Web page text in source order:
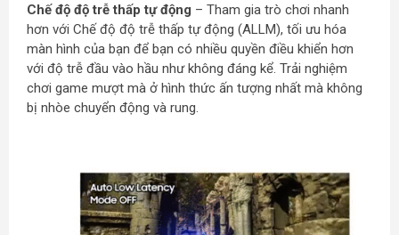
Chế độ độ trễ thấp tự động – Tham gia trò chơi nhanh
hơn với Chế độ độ trễ thấp tự động (ALLM), tối ưu hóa
màn hình của bạn để bạn có nhiều quyền điều khiển hơn
với độ trễ đầu vào hầu như không đáng kể. Trải nghiệm
chơi game mượt mà ở hình thức ấn tượng nhất mà không
bị nhòe chuyển động và rung.